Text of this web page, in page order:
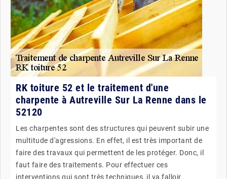
RK toiture 52 et le traitement d'une
charpente à Autreville Sur La Renne dans le
52120
Les charpentes sont des structures qui peuvent subir une
multitude d'agressions. En effet, il est très important de
faire des travaux qui permettent de les protéger. Donc, il
faut faire des traitements. Pour effectuer ces
interventions qui sont très techniques, il va falloir